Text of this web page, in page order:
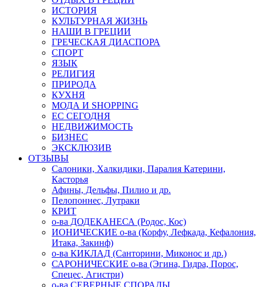
ИСТОРИЯ
КУЛЬТУРНАЯ ЖИЗНЬ
НАШИ В ГРЕЦИИ
ГРЕЧЕСКАЯ ДИАСПОРА
СПОРТ
ЯЗЫК
РЕЛИГИЯ
ПРИРОДА
КУХНЯ
МОДА И SHOPPING
ЕС СЕГОДНЯ
НЕДВИЖИМОСТЬ
БИЗНЕС
ЭКСКЛЮЗИВ
ОТЗЫВЫ
Салоники, Халкидики, Паралия Катерини,
Касторья
Афины, Дельфы, Пилио и др.
Пелопоннес, Лутраки
КРИТ
о-ва ДОДЕКАНЕСА (Родос, Кос)
ИОНИЧЕСКИЕ о-ва (Корфу, Лефкада, Кефалония,
Итака, Закинф)
о-ва КИКЛАД (Санторини, Миконос и др.)
САРОНИЧЕСКИЕ о-ва (Эгина, Гидра, Порос,
Спецес, Агистри)
о-ва СЕВЕРНЫЕ СПОРАДЫ